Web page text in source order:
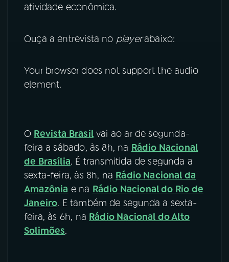
atividade econômica.
Ouça a entrevista no playerabaixo:
Your browser does not support the audio
element.
O Revista Brasilvai ao ar de segunda-
feira a sábado, às 8h, na Rádio Nacional
de Brasília. É transmitida de segunda a
sexta-feira, às 8h, na Rádio Nacional da
Amazônia e na Rádio Nacional do Rio de
Janeiro. E também de segunda a sexta-
feira, às 6h, na Rádio Nacional do Alto
Solimões.